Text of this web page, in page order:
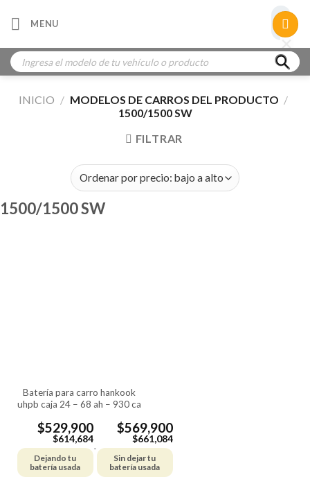
MENU
Búsqueda
de
productos
INICIO / MODELOS DE CARROS DEL PRODUCTO /
1500/1500 SW
FILTRAR
1500/1500 SW
batería para carro hankook
uhpb caja 24 – 68 ah – 930 ca
$529,900
$614,684
Dejando tu
batería usada
-
$569,900
$661,084
Sin dejar tu
batería usada
×
×
×